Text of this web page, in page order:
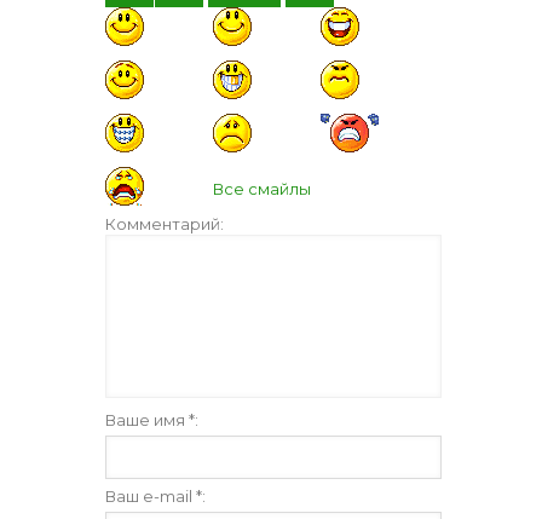
Все смайлы
Комментарий:
Ваше имя *:
Ваш e-mail *: